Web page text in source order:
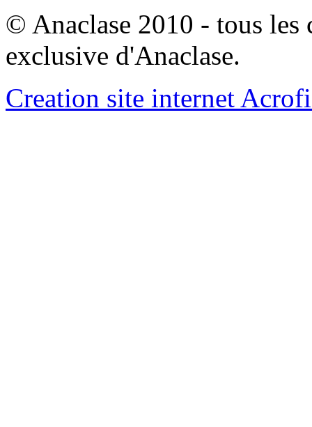
© Anaclase 2010 - tous les
exclusive d'Anaclase.
Creation site internet